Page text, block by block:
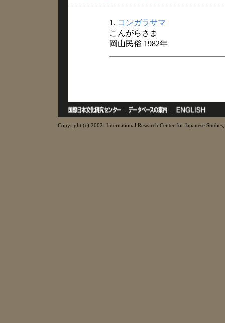
1. コンガラサマ
こんがらさま
岡山民俗 1982年
Copyright (c) 2002- International Research Center for Japanese